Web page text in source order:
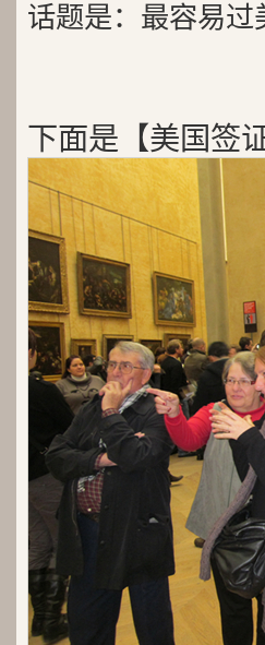
话题是：最容易过
下面是【美国签